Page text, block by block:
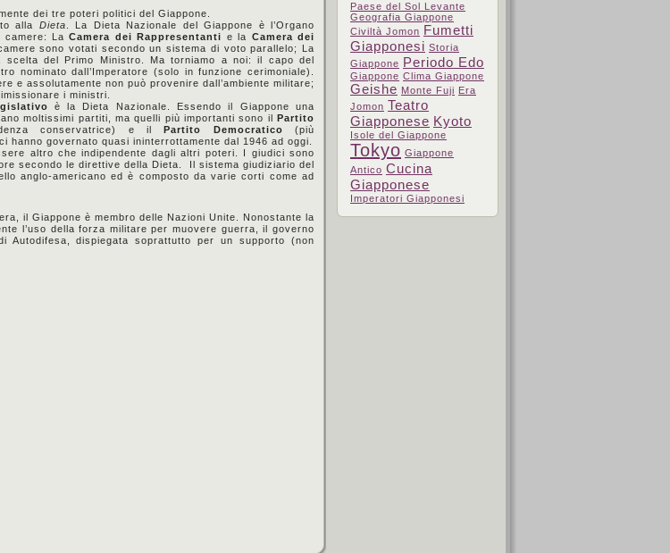
dei tre poteri politici del Giappone.
alla Dieta . La Dieta Nazionale del Giappone è l’Organo
camere: LaCamera dei Rappresentanti e la Camera dei
sono votati secondo un sistema di voto parallelo; La
scelta del Primo Ministro. Ma torniamo a noi: il capo del
nominato dall’Imperatore (solo in funzione cerimoniale).
e assolutamente non può provenire dall’ambiente militare;
i ministri.
è la Dieta Nazionale. Essendo il Giappone una
moltissimi partiti, ma quelli più importanti sono il Partito
conservatrice) e ilPartito Democratico (più
hanno governato quasi ininterrottamente dal 1946 ad oggi.
altro che indipendente dagli altri poteri. I giudici sono
secondo le direttive della Dieta. Il sistema giudiziario del
anglo-americano ed è composto da varie corti come ad
il Giappone è membro delle Nazioni Unite. Nonostante la
l’uso della forza militare per muovere guerra, il governo
Autodifesa, dispiegata soprattutto per un supporto (non
Paese del Sol Levante
Geografia Giappone
Civiltà Jomon Fumetti
Giapponesi Storia
Giappone Periodo Edo
Giappone Clima Giappone
Geishe Monte Fuji Era
Jomon Teatro
Giapponese Kyoto
Isole del Giappone
Tokyo Giappone
Antico Cucina
Giapponese
Imperatori Giapponesi